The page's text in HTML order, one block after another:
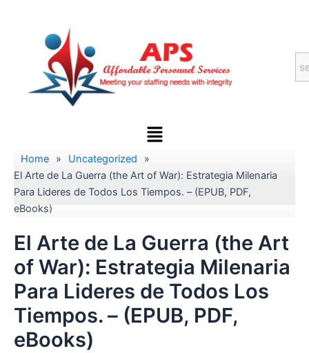
Menu
Home » Uncategorized
»
El Arte de La Guerra (the Art of War): Estrategia Milenaria
Para Lideres de Todos Los Tiempos. – (EPUB, PDF,
eBooks)
El Arte de La Guerra (the Art
of War): Estrategia Milenaria
Para Lideres de Todos Los
Tiempos. – (EPUB, PDF,
eBooks)